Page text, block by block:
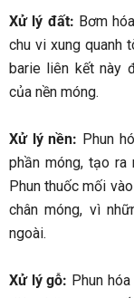
Xử lý đất: Bơm
chu vi xung quanh
barie liên kết này
của nền móng.
Xử lý nền: Phun
phần móng, tạo
Phun thuốc mối
chân móng, vì
ngoài.
Xử lý gỗ: Phun